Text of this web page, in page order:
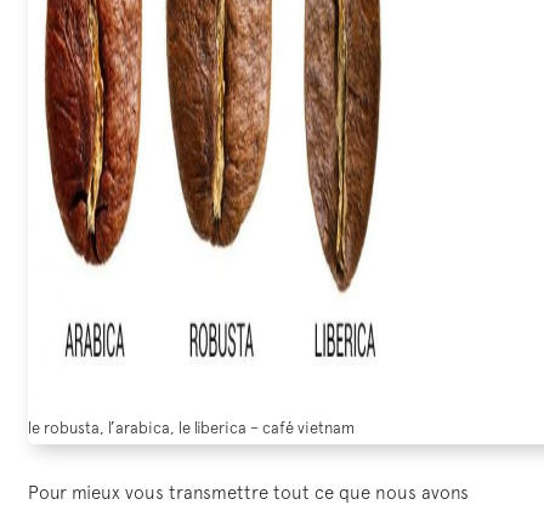
le robusta, l’arabica, le liberica – café vietnam
Pour mieux vous transmettre tout ce que nous avons